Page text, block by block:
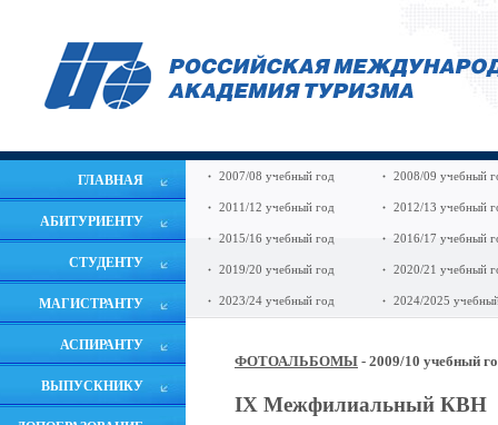
ГЛАВНАЯ
АБИТУРИЕНТУ
СТУДЕНТУ
МАГИСТРАНТУ
АСПИРАНТУ
ВЫПУСКНИКУ
2007/08 учебный год 2008/09 учебный
2011/12 учебный год 2012/13 учебный
2015/16 учебный год 2016/17 учебный
2019/20 учебный год 2020/21 учебный
2023/24 учебный год 2024/2025
ФОТОАЛЬБОМЫ - 2009/10 учебный
IX Межфилиальный КВН